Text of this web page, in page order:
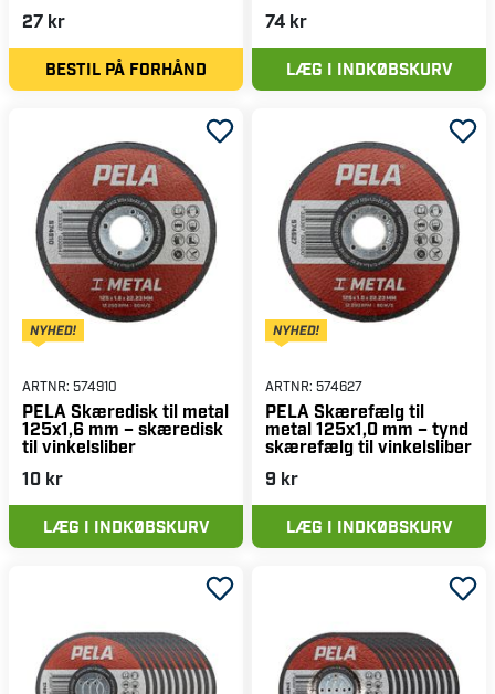
27 kr
BESTIL PÅ FORHÅND
74 kr
LÆG I INDKØBSKURV
ARTNR: 574910
PELA Skæredisk til metal
125x1,6 mm – skæredisk
til vinkelsliber
10 kr
LÆG I INDKØBSKURV
ARTNR: 574627
PELA Skærefælg til
metal 125x1,0 mm – tynd
skærefælg til vinkelsliber
9 kr
LÆG I INDKØBSKURV